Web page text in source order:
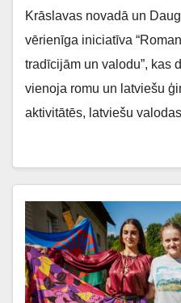
Krāslavas novadā un
vērienīga iniciatīva
tradīcijām un valodu”, kas
vienoja romu un latviešu
aktivitātēs, latviešu